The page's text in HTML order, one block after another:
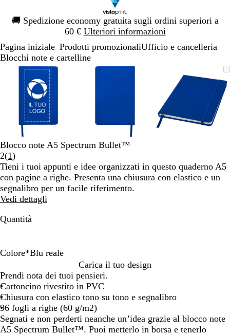
🚚 Spedizione economy gratuita sugli ordini superiori a
60 € Ulteriori informazioni
Diapositiva
1
Pagina iniziale Prodotti promozionaliUfficio e cancelleria
Blocchi note e cartelline
L’immagine
può
essere
ingrandita
Ingrandito
a
minimo
Clicca
per
allargare
Usa
i
comandi
+
e
+
ingrandire
ridurre
e
le
frecce
L’immagine
Ingrandito
Clicca
Usa
ingrandire
ridurre
e
le
può
ingrandita
Ingrandito
a
minimo
per
allargare
i
comandi
+
ridurre
e
Diapositiva
Blocco note A5 Spectrum Bullet™
2(1Leggi
1
recensioni
)
Tieni i tuoi appunti e idee organizzati in questo quaderno A5
con pagine a righe. Presenta una chiusura con elastico e un
segnalibro per un facile riferimento.
Vedi dettagli
Quantità
Colore*Blu reale
r
g
e
n
t
o
o
s
s
o
o
s
a
i
a
n
c
o
e
r
d
e
l
i
e
r
o
l
u
r
e
a
l
z
z
u
r
r
o
r
a
n
c
i
o
i
a
l
l
o
l
u
n
a
v
y
Carica il tuo design
Prendi nota dei tuoi pensieri.
Cartoncino rivestito in PVC
Chiusura con elastico tono su tono e segnalibro
96 fogli a righe (60 g/m2)
Segnati e non perderti neanche un’idea grazie al blocco note
A5 Spectrum Bullet™. Puoi metterlo in borsa e tenerlo